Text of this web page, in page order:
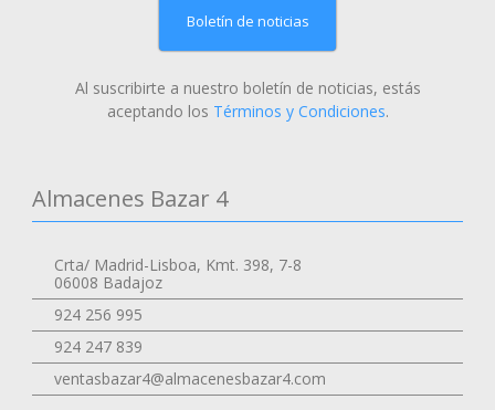
Boletín de noticias
Al suscribirte a nuestro boletín de noticias, estás
aceptando los Términos y Condiciones.
Almacenes Bazar 4
Crta/ Madrid-Lisboa, Kmt. 398, 7-8
06008 Badajoz
924 256 995
924 247 839
ventasbazar4@almacenesbazar4.com